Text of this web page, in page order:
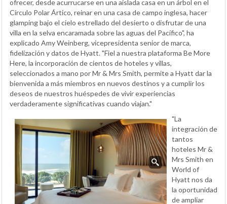
ofrecer, desde acurrucarse en una aislada casa en un árbol en el
Círculo Polar Ártico, reinar en una casa de campo inglesa, hacer
glamping bajo el cielo estrellado del desierto o disfrutar de una
villa en la selva encaramada sobre las aguas del Pacífico", ha
explicado Amy Weinberg, vicepresidenta senior de marca,
fidelización y datos de Hyatt. "Fiel a nuestra plataforma Be More
Here, la incorporación de cientos de hoteles y villas,
seleccionados a mano por Mr & Mrs Smith, permite a Hyatt dar la
bienvenida a más miembros en nuevos destinos y a cumplir los
deseos de nuestros huéspedes de vivir experiencias
verdaderamente significativas cuando viajan."
"La
integración de
tantos
hoteles Mr &
Mrs Smith en
World of
Hyatt nos da
la oportunidad
de ampliar